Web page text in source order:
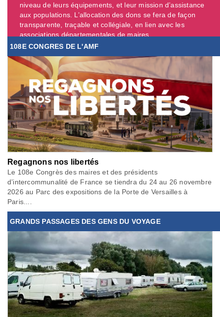
niveau de leurs équipements, et leur mission d’assistance
aux populations. L’allocation des dons se fera de façon
transparente, traçable et collégiale, en lien avec les
associations départementales de maires. ...
108E CONGRES DE L'AMF
Regagnons nos libertés
Le 108e Congrès des maires et des présidents
d’intercommunalité de France se tiendra du 24 au 26 novembre
2026 au Parc des expositions de la Porte de Versailles à
Paris....
GRANDS PASSAGES DES GENS DU VOYAGE